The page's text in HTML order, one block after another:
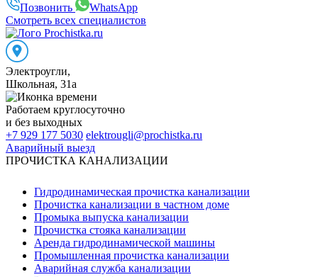
Позвонить
WhatsApp
Смотреть всех специалистов
Электроугли,
Школьная, 31а
Работаем круглосуточно
и без выходных
+7 929 177 5030 elektrougli@prochistka.ru
Аварийный выезд
ПРОЧИСТКА КАНАЛИЗАЦИИ
Гидродинамическая прочистка канализации
Прочистка канализации в частном доме
Промыка выпуска канализации
Прочистка стояка канализации
Аренда гидродинамической машины
Промышленная прочистка канализации
Аварийная служба канализации